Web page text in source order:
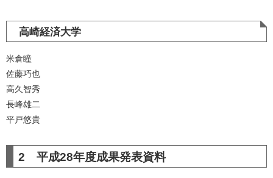
高崎経済大学
米倉瞳
佐藤巧也
高久智秀
長峰雄二
平戸悠貴
2 平成28年度成果発表資料